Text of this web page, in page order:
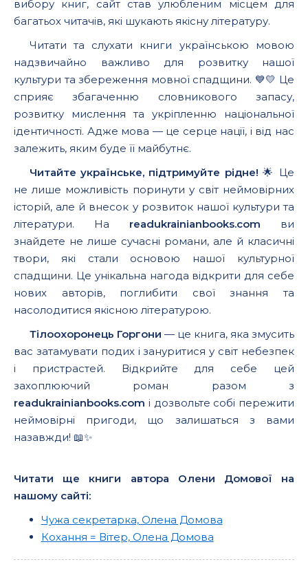
вибору книг, сайт став улюбленим місцем для
багатьох читачів, які шукають якісну літературу.
Читати та слухати книги українською мовою
надзвичайно важливо для розвитку нашої
культури та збереження мовної спадщини. 💙💛 Це
сприяє збагаченню словникового запасу,
розвитку мислення та укріпленню національної
ідентичності. Адже мова — це серце нації, і від нас
залежить, яким буде її майбутнє.
Читайте українське, підтримуйте рідне! 🌟 Це
не лише можливість поринути у світ неймовірних
історій, але й внесок у розвиток нашої культури та
літератури. На readukrainianbooks.com ви
знайдете не лише сучасні романи, але й класичні
твори, які стали основою нашої культурної
спадщини. Це унікальна нагода відкрити для себе
нових авторів, поглибити свої знання та
насолодитися якісною літературою.
Тілоохоронець Горгони — це книга, яка змусить
вас затамувати подих і зануритися у світ небезпек
і пристрастей. Відкрийте для себе цей
захоплюючий роман разом з
readukrainianbooks.com і дозвольте собі пережити
неймовірні пригоди, що залишаться з вами
назавжди! 📖✨
Читати ще книги автора Олени Домової на
нашому сайті:
Чужа секретарка, Олена Домова
Кохання = Вітер, Олена Домова